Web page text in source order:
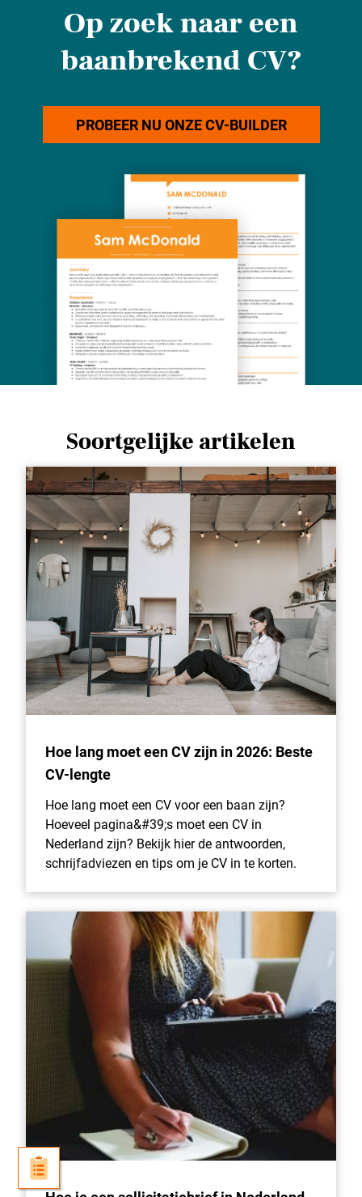
Op zoek naar een
baanbrekend CV?
PROBEER NU ONZE CV-BUILDER
Soortgelijke artikelen
Hoe lang moet een CV zijn in 2026: Beste
CV-lengte
Hoe lang moet een CV voor een baan zijn?
Hoeveel pagina&#39;s moet een CV in
Nederland zijn? Bekijk hier de antwoorden,
schrijfadviezen en tips om je CV in te korten.